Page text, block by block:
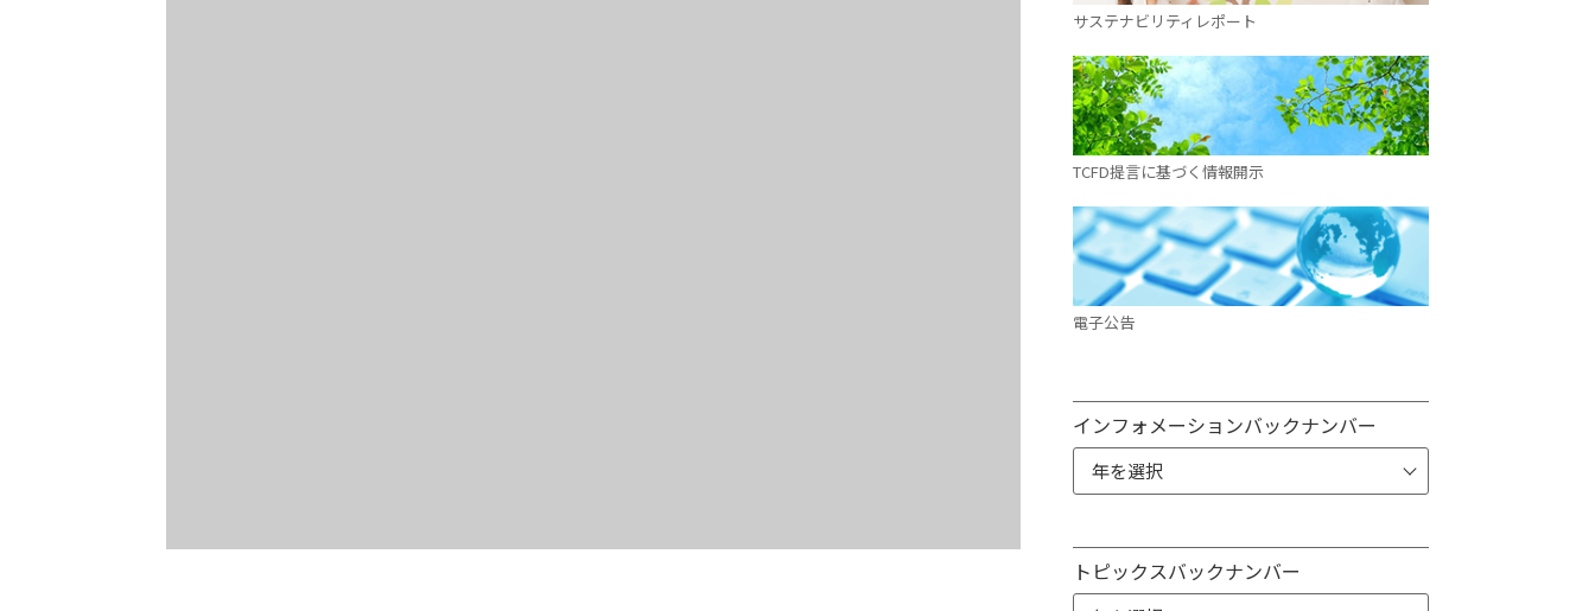
サステナビリティレポート
TCFD提言に基づく情報開示
電子公告
インフォメーションバックナンバー
トピックスバックナンバー